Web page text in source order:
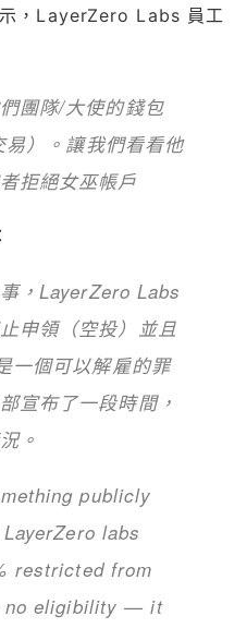
，LayerZero Labs 員工
團隊/大使的錢包
易）。讓我們看看他
拒絕女巫帳戶
，LayerZero Labs
申領（空投）並且
個可以解雇的罪
宣布了一段時間，
。
publicly
labs
restricted from
no eligibility — it